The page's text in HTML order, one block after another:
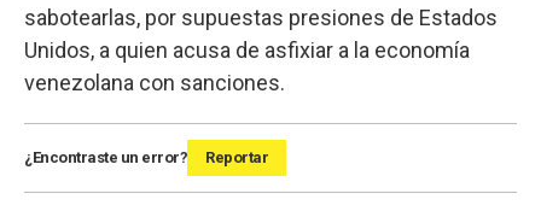
sabotearlas, por supuestas presiones de Estados
Unidos, a quien acusa de asfixiar a la economía
venezolana con sanciones.
¿Encontraste un error? Reportar